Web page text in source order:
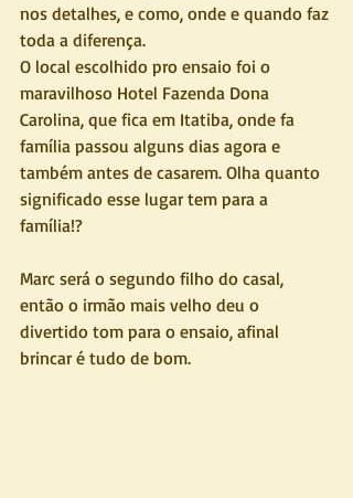
nos detalhes, e como, onde e quando faz
toda a diferença.
O local escolhido pro ensaio foi o
maravilhoso Hotel Fazenda Dona
Carolina, que fica em Itatiba, onde fa
família passou alguns dias agora e
também antes de casarem. Olha quanto
significado esse lugar tem para a
família!?
Marc será o segundo filho do casal,
então o irmão mais velho deu o
divertido tom para o ensaio, afinal
brincar é tudo de bom.